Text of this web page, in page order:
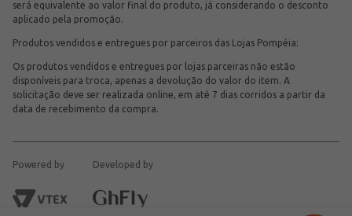
será equivalente ao valor final do produto, já considerando o desconto
aplicado pela promoção.
Produtos vendidos e entregues por parceiros das Lojas Pompéia:
Os produtos vendidos e entregues por lojas parceiras não estão
disponíveis para troca, apenas a devolução do valor do item. A
solicitação deve ser realizada online, em até 7 dias corridos a partir da
data de recebimento da compra.
Powered by Developed by